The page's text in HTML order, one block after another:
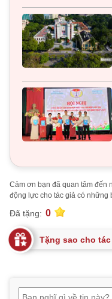
Cảm ơn bạn đã quan tâm đến
động lực cho tác giả có những
Đã tặng: 0
Tặng sao cho